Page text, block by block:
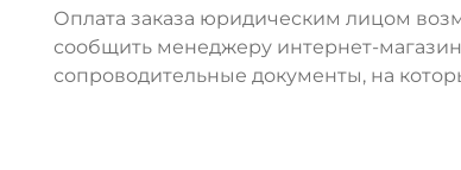
Оплата заказа юридическим лицом
сообщить менеджеру интернет-
сопроводительные документы, на